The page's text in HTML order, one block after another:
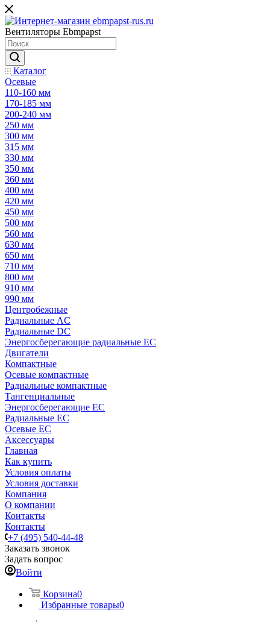
Вентиляторы Ebmpapst
Каталог
Осевые
110-160 мм
170-185 мм
200-240 мм
250 мм
300 мм
315 мм
330 мм
350 мм
360 мм
400 мм
420 мм
450 мм
500 мм
560 мм
630 мм
650 мм
710 мм
800 мм
910 мм
990 мм
Центробежные
Радиальные AC
Радиальные DC
Энергосберегающие радиальные EC
Двигатели
Компактные
Осевые компактные
Радиальные компактные
Тангенциальные
Энергосберегающие EC
Радиальные EC
Осевые EC
Аксессуары
Главная
Как купить
Условия оплаты
Условия доставки
Компания
О компании
Контакты
Контакты
+7 (495) 540-44-48
Заказать звонок
Задать вопрос
Войти
Корзина0
Избранные товары0